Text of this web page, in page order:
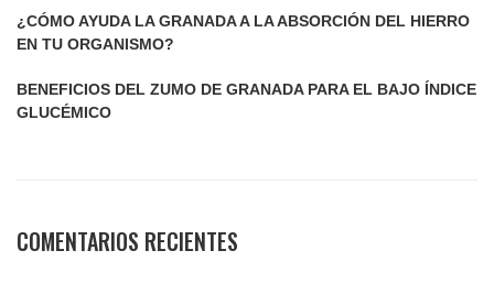
¿CÓMO AYUDA LA GRANADA A LA ABSORCIÓN DEL HIERRO
EN TU ORGANISMO?
BENEFICIOS DEL ZUMO DE GRANADA PARA EL BAJO ÍNDICE
GLUCÉMICO
COMENTARIOS RECIENTES